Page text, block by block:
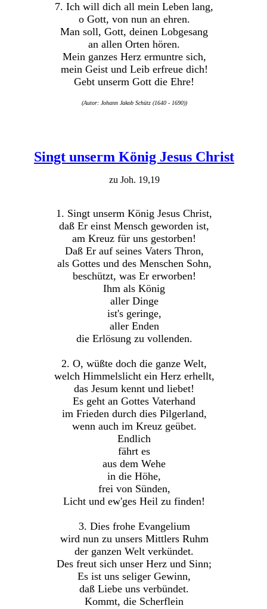
7. Ich will dich all mein Leben lang,
o Gott, von nun an ehren.
Man soll, Gott, deinen Lobgesang
an allen Orten hören.
Mein ganzes Herz ermuntre sich,
mein Geist und Leib erfreue dich!
Gebt unserm Gott die Ehre!
(Autor: Johann Jakob Schütz (1640 - 1690))
Singt unserm König Jesus Christ
zu Joh. 19,19
1. Singt unserm König Jesus Christ,
daß Er einst Mensch geworden ist,
am Kreuz für uns gestorben!
Daß Er auf seines Vaters Thron,
als Gottes und des Menschen Sohn,
beschützt, was Er erworben!
Ihm als König
aller Dinge
ist's geringe,
aller Enden
die Erlösung zu vollenden.
2. O, wüßte doch die ganze Welt,
welch Himmelslicht ein Herz erhellt,
das Jesum kennt und liebet!
Es geht an Gottes Vaterhand
im Frieden durch dies Pilgerland,
wenn auch im Kreuz geübet.
Endlich
fährt es
aus dem Wehe
in die Höhe,
frei von Sünden,
Licht und ew'ges Heil zu finden!
3. Dies frohe Evangelium
wird nun zu unsers Mittlers Ruhm
der ganzen Welt verkündet.
Des freut sich unser Herz und Sinn;
Es ist uns seliger Gewinn,
daß Liebe uns verbündet.
Kommt, die Scherflein